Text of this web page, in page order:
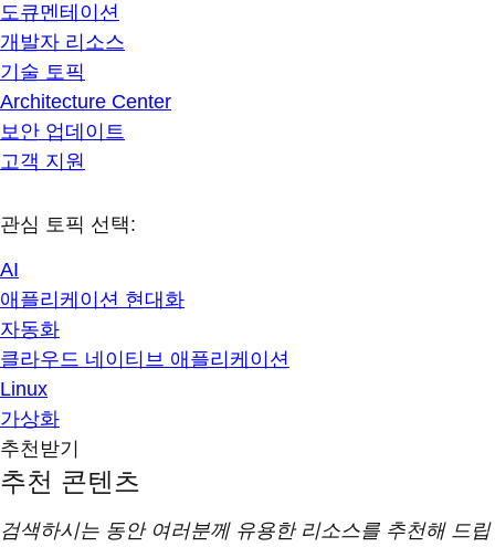
도큐멘테이션
개발자 리소스
기술 토픽
Architecture Center
보안 업데이트
고객 지원
관심 토픽 선택:
AI
애플리케이션 현대화
자동화
클라우드 네이티브 애플리케이션
Linux
가상화
추천받기
추천 콘텐츠
검색하시는 동안 여러분께 유용한 리소스를 추천해 드립